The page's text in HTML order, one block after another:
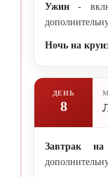
Ужин -
Ночь на
ДЕНЬ
8
Завтрак